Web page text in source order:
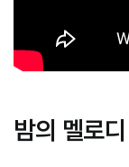
밤의 멜로디